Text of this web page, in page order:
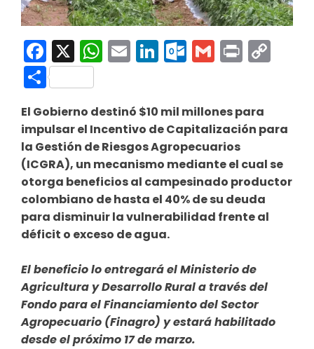
Facebook
X WhatsApp
EmailLinkedInGmail
Print
Compartir
El Gobierno destinó $10 mil millones para
impulsar el Incentivo de Capitalización para
la Gestión de Riesgos Agropecuarios
(ICGRA), un mecanismo mediante el cual se
otorga beneficios al campesinado productor
colombiano de hasta el 40% de su deuda
para disminuir la vulnerabilidad frente al
déficit o exceso de agua.
El beneficio lo entregará el Ministerio de
Agricultura y Desarrollo Rural a través del
Fondo para el Financiamiento del Sector
Agropecuario (Finagro) y estará habilitado
desde el próximo 17 de marzo.